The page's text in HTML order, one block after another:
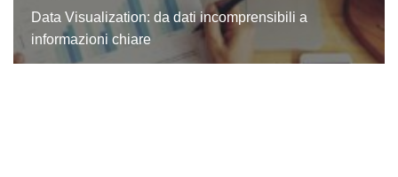
Data Visualization: da dati incomprensibili a
informazioni chiare